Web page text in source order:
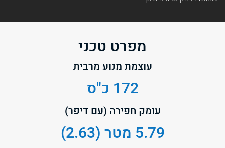
מפרט טכני
עוצמת מנוע מרבית
172 כ"ס
עומק חפירה (עם דיפר)
5.79 מטר (2.63)